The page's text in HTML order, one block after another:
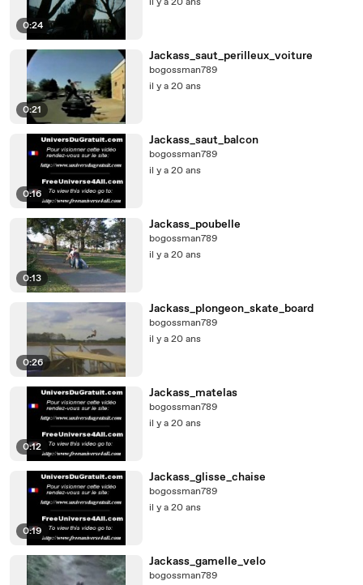
0:24
0:21
Jackass_saut_perilleux_voiture
bogossman789
il y a 20 ans
0:16
Jackass_saut_balcon
bogossman789
il y a 20 ans
0:13
Jackass_poubelle
bogossman789
il y a 20 ans
0:26
Jackass_plongeon_skate_board
bogossman789
il y a 20 ans
0:12
Jackass_matelas
bogossman789
il y a 20 ans
0:19
Jackass_glisse_chaise
bogossman789
il y a 20 ans
Jackass_gamelle_velo
bogossman789